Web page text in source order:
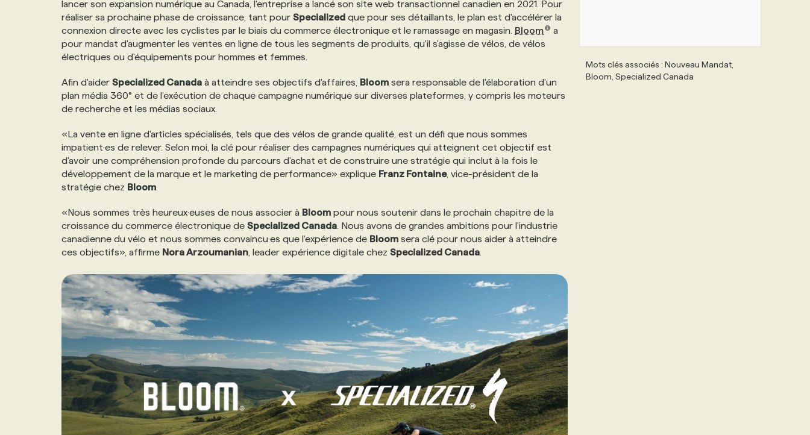
NOS TARIFS
PROGRAMMES DE SUBVENTIONS
ANNONCEZ AVEC NOUS
ANNONCEZ AVEC NOUS
lancer son expansion numérique au Canada, l'entreprise a lancé son site web transactionnel canadien en 2021. Pour
réaliser sa prochaine phase de croissance, tant pour Specialized que pour ses détaillants, le plan est d'accélérer la
connexion directe avec les cyclistes par le biais du commerce électronique et le ramassage en magasin. Bloom
a
pour mandat d'augmenter les ventes en ligne de tous les segments de produits, qu'il s'agisse de vélos, de vélos
électriques ou d'équipements pour hommes et femmes.
Afin d'aider Specialized Canada à atteindre ses objectifs d'affaires, Bloom sera responsable de l'élaboration d'un
plan média 360° et de l'exécution de chaque campagne numérique sur diverses plateformes, y compris les moteurs
de recherche et les médias sociaux.
«La vente en ligne d'articles spécialisés, tels que des vélos de grande qualité, est un défi que nous sommes
impatient·es de relever. Selon moi, la clé pour réaliser des campagnes numériques qui atteignent cet objectif est
d'avoir une compréhension profonde du parcours d'achat et de construire une stratégie qui inclut à la fois le
développement de la marque et le marketing de performance» explique Franz Fontaine, vice-président de la
stratégie chez Bloom
«Nous sommes très heureux·euses de nous associer à Bloom pour nous soutenir dans le prochain chapitre de la
croissance du commerce électronique de Specialized Canada . Nous avons de grandes ambitions pour l'industrie
canadienne du vélo et nous sommes convaincu·es que l'expérience de Bloom sera clé pour nous aider à atteindre
ces objectifs», affirme Nora Arzoumanian , leader expérience digitale chez Specialized Canada
Mots clés associés : Nouveau Mandat,
Bloom, Specialized Canada